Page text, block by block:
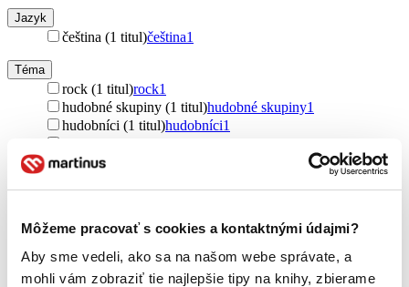
Môžeme pracovať s cookies a kontaktnými údajmi?
Aby sme vedeli, ako sa na našom webe správate, a
mohli vám zobraziť tie najlepšie tipy na knihy, zbierame
Jazyk
čeština (1 titul)čeština1
Téma
rock (1 titul)rock1
hudobné skupiny (1 titul)hudobné skupiny1
hudobníci (1 titul)hudobníci1
Väzba
brožovaná väzba (1 titul)brožovaná väzba1
Zúžiť výber
Zoradiť